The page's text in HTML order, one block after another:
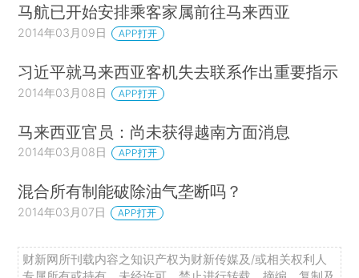
马航已开始安排乘客家属前往马来西亚
2014年03月09日 APP打开
习近平就马来西亚客机失去联系作出重要指示
2014年03月08日 APP打开
马来西亚官员：尚未获得越南方面消息
2014年03月08日 APP打开
混合所有制能破除油气垄断吗？
2014年03月07日 APP打开
财新网所刊载内容之知识产权为财新传媒及/或相关权利人